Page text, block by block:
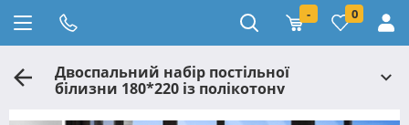
- 0
Двоспальний набір постільної
білизни 180*220 із полікотону